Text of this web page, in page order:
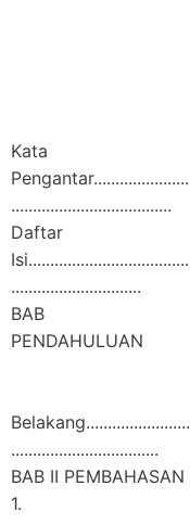
Kata
.....................................
Daftar
..............................
..................................
BAB II PEMBAHASAN
1.